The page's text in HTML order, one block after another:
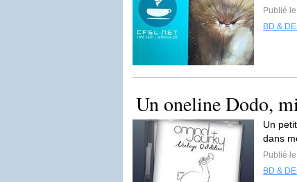
Publié
BD &
Un oneline Dodo,
Un
dans
Publié
BD &